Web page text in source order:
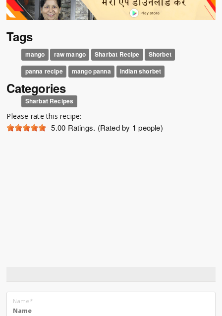
Tags
mango raw mango Sharbat Recipe
Shorbet
panna recipe
mango panna indian shorbet
Categories
Sharbat Recipes
Please rate this recipe:
5.00 Ratings. (Rated by 1 people)
Name *